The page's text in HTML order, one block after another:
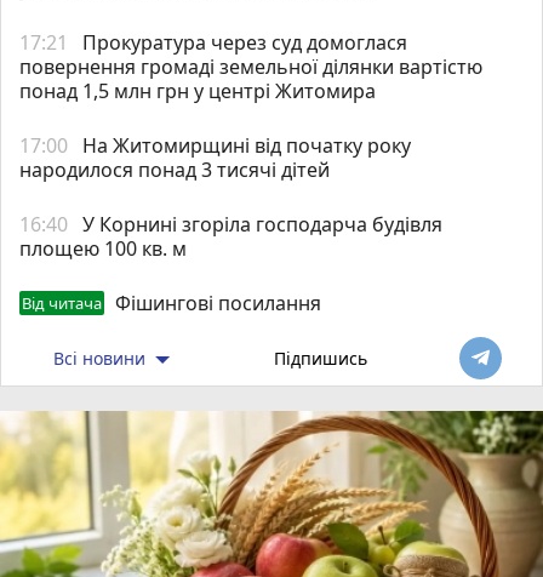
17:21
Прокуратура через суд домоглася
повернення громаді земельної ділянки вартістю
понад 1,5 млн грн у центрі Житомира
17:00 На Житомирщині від початку року
народилося понад 3 тисячі дітей
16:40 У Корнині згоріла господарча будівля
площею 100 кв. м
Від читача Фішингові посилання
Всі новини Підпишись